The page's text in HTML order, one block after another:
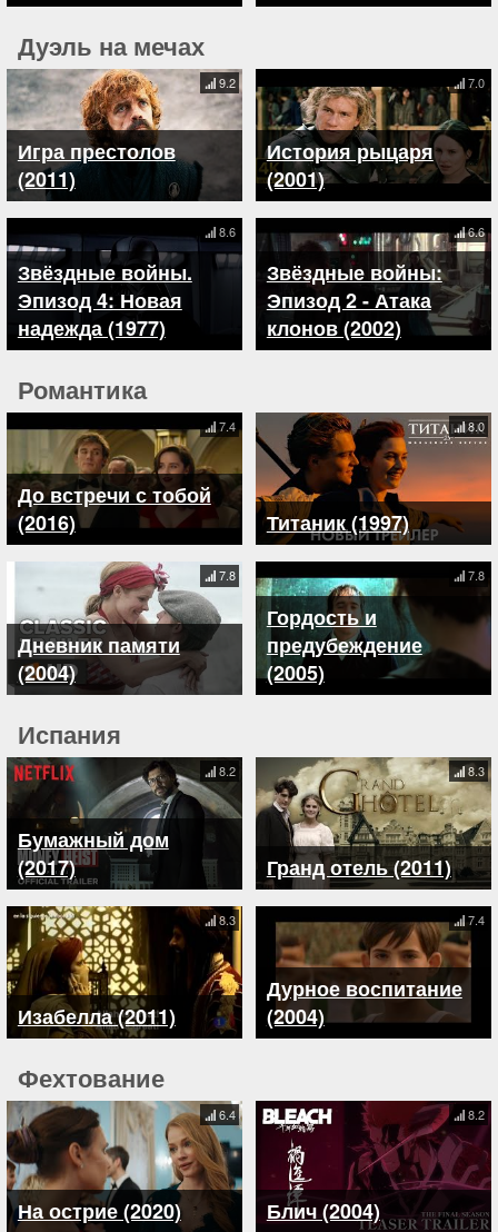
Дуэль на мечах
Игра престолов
(2011)
9.2
История рыцаря
(2001)
7.0
Звёздные войны.
Эпизод 4: Новая
надежда (1977)
8.6
Звёздные войны:
Эпизод 2 - Атака
клонов (2002)
6.6
Романтика
До встречи с тобой
(2016)
7.4
Титаник (1997)
8.0
Дневник памяти
(2004)
7.8
Гордость и
предубеждение
(2005)
7.8
Испания
Бумажный дом
(2017)
8.2
Гранд отель (2011)
8.3
Изабелла (2011)
8.3
Дурное воспитание
(2004)
7.4
Фехтование
На острие (2020)
6.4
Блич (2004)
8.2